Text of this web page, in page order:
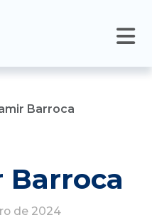
Barroca
Barroca
de 2024